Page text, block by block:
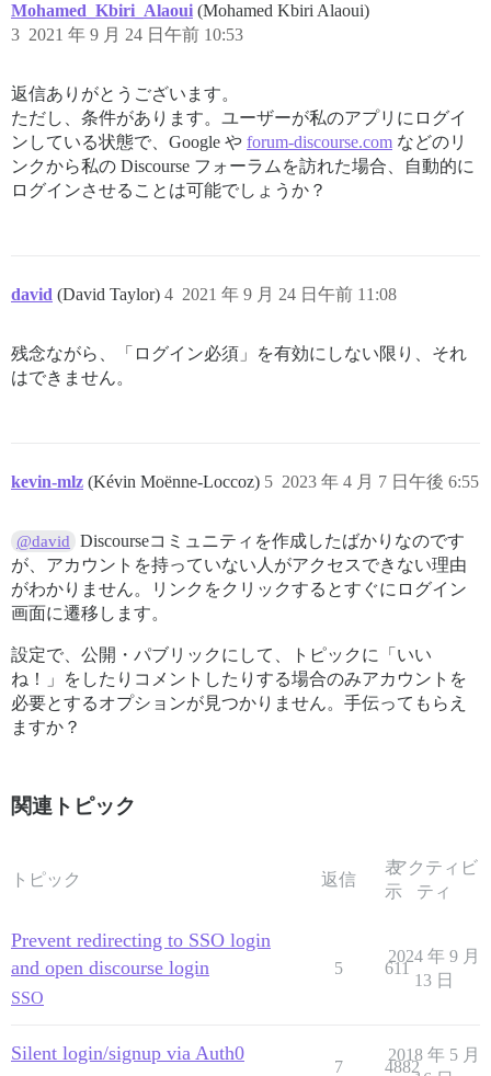
Mohamed_Kbiri_Alaoui (Mohamed Kbiri Alaoui)
2021 年 9 月 24 日午前 10:53
3
返信ありがとうございます。
ただし、条件があります。ユーザーが私のアプリにログイ
ンしている状態で、Google や forum-discourse.com などのリ
ンクから私の Discourse フォーラムを訪れた場合、自動的に
ログインさせることは可能でしょうか？
david (David Taylor) 2021 年 9 月 24 日午前 11:08
4
残念ながら、「ログイン必須」を有効にしない限り、それ
はできません。
kevin-mlz (Kévin Moënne-Loccoz) 2023 年 4 月 7 日午後 6:55
5
@david
Discourseコミュニティを作成したばかりなのです
が、アカウントを持っていない人がアクセスできない理由
がわかりません。リンクをクリックするとすぐにログイン
画面に遷移します。
設定で、公開・パブリックにして、トピックに「いい
ね！」をしたりコメントしたりする場合のみアカウントを
必要とするオプションが見つかりません。手伝ってもらえ
ますか？
関連トピック
トピック 返信
表
示
アクティビ
ティ
Prevent redirecting to SSO login
and open discourse login
SSO
5 611
2024 年 9 月
13 日
Silent login/signup via Auth0
7 4882
2018 年 5 月